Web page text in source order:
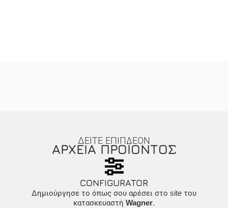
ΔΕΙΤΕ ΕΠΙΠΛΕΟΝ
ΑΡΧΕΙΑ ΠΡΟΪΟΝΤΟΣ
CONFIGURATOR
Δημιούργησε το όπως σου αρέσει στο site του
κατασκευαστή Wagner.